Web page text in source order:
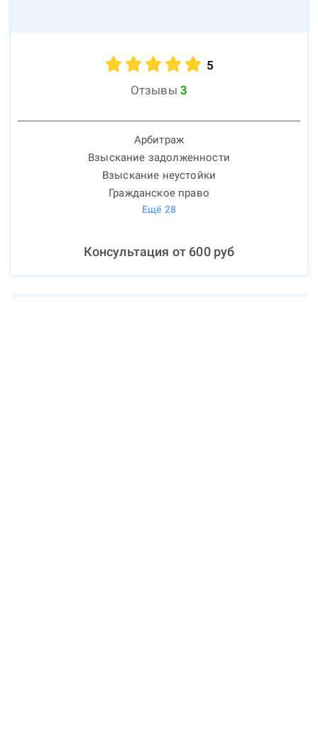
5
Отзывы 3
Арбитраж
Взыскание задолженности
Взыскание неустойки
Гражданское право
Ещё 28
Консультация от 600руб